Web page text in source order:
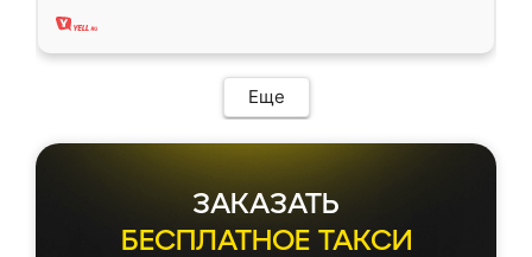
Еще
ЗАКАЗАТЬ
БЕСПЛАТНОЕ ТАКСИ